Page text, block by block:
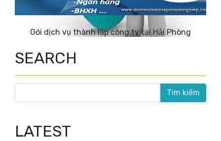
Gói dịch vụ thành lập công ty tại Hải Phòng
SEARCH
LATEST